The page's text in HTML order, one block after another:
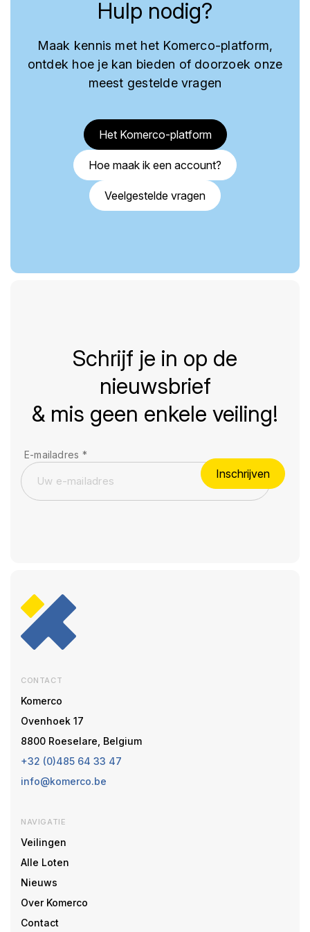
Hulp nodig?
Maak kennis met het Komerco-platform,
ontdek hoe je kan bieden of doorzoek onze
meest gestelde vragen
Het Komerco-platform
Hoe maak ik een account?
Veelgestelde vragen
Schrijf je in op de
nieuwsbrief
& mis geen enkele veiling!
E-mailadres *
Inschrijven
CONTACT
Komerco
Ovenhoek 17
8800 Roeselare, Belgium
+32 (0)485 64 33 47
info@komerco.be
NAVIGATIE
Veilingen
Alle Loten
Nieuws
Over Komerco
Contact